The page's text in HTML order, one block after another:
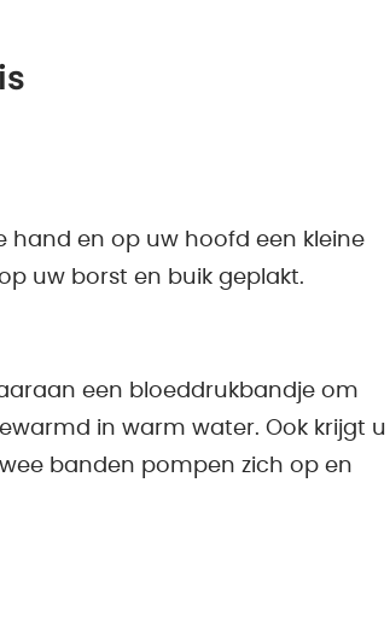
hand en op uw hoofd een kleine
uw borst en buik geplakt.
een bloeddrukbandje om
in warm water. Ook krijgt u
banden pompen zich op en